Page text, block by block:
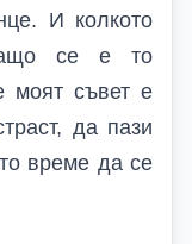
И колкото
се е то
моят съвет е
да пази
време да се